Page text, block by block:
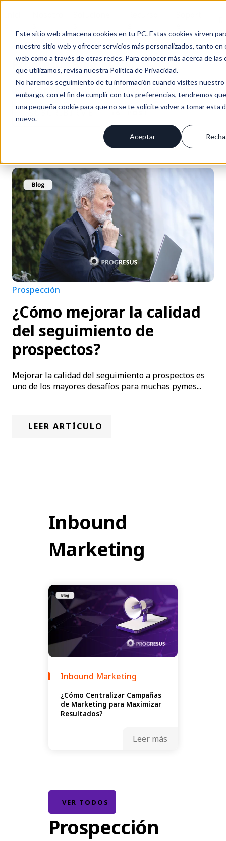
Este sitio web almacena cookies en tu PC. Estas cookies sirven
nuestro sitio web y ofrecer servicios más personalizados, tanto en
web como a través de otras redes. Para conocer más acerca de las
que utilizamos, revisa nuestra Política de Privacidad.
No haremos seguimiento de tu información cuando visites nuestro
embargo, con el fin de cumplir con tus preferencias, tendremos
una pequeña cookie para que no se te solicite volver a tomar esta
nuevo.
Aceptar
Progresus Blog | CRM
BLOG PROGRESUS / NOTICIAS & NOVEDADES
SUSCRÍBIRME
Prospección
¿Cómo mejorar la calidad
del seguimiento de
prospectos?
Mejorar la calidad del seguimiento a prospectos es
uno de los mayores desafíos para muchas pymes...
LEER ARTÍCULO
Inbound
Marketing
Inbound Marketing
¿Cómo Centralizar Campañas
de Marketing para Maximizar
Resultados?
Leer más
VER TODOS
Prospección